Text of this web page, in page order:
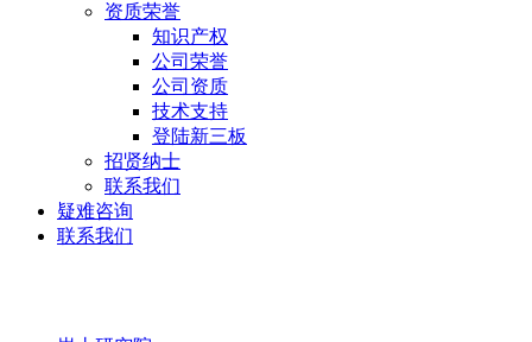
资质荣誉
知识产权
公司荣誉
公司资质
技术支持
登陆新三板
招贤纳士
联系我们
疑难咨询
联系我们